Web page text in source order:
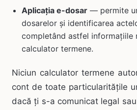
Aplicația e-dosar — permite
dosarelor și identificarea
completând astfel informațiile
calculator termene.
Niciun calculator termene
cont de toate particularitățile
dacă ți s-a comunicat legal